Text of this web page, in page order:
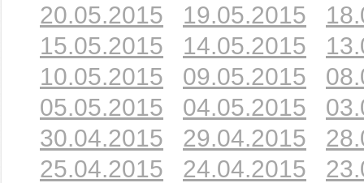
20.05.2015
19.05.2015
15.05.2015
14.05.2015
10.05.2015
09.05.2015
05.05.2015
04.05.2015
30.04.2015
29.04.2015
25.04.2015
24.04.2015